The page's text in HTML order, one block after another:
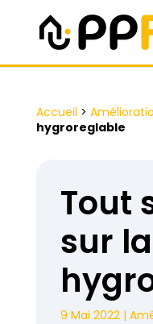
Accueil >
hygroreglable
Tout
sur
9 Mai 2022|